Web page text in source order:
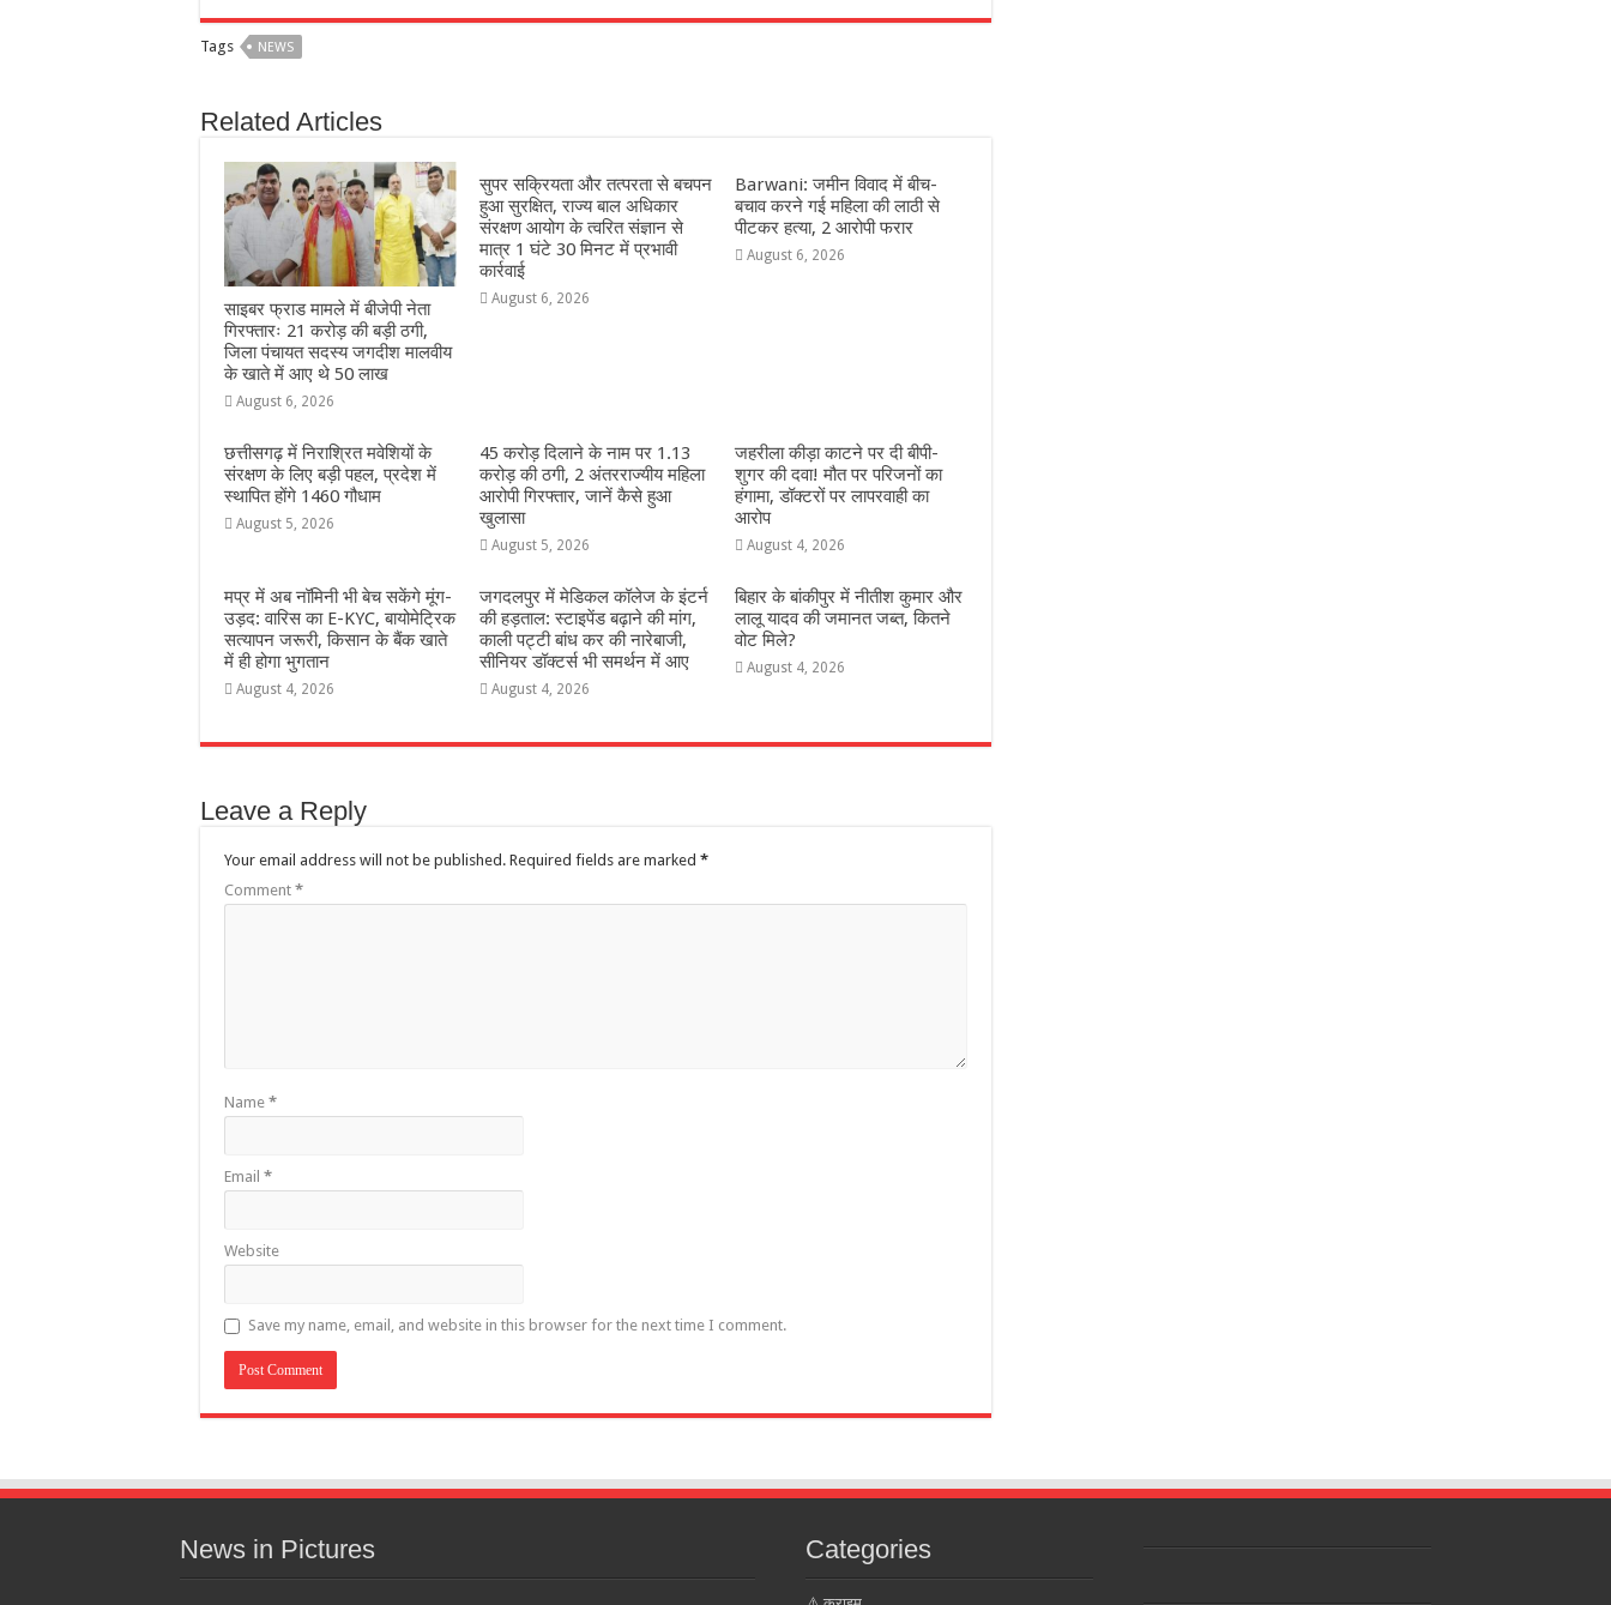
c
e
b
o
o
k
at
A
p
p
ss
n
g
e
r
itte ar
Tags NEWS
Related Articles
साइबर फ्राड मामले में बीजेपी नेता
गिरफ्तारः 21 करोड़ की बड़ी ठगी,
जिला पंचायत सदस्य जगदीश मालवीय
के खाते में आए थे 50 लाख
August 6, 2026
सुपर सक्रियता और तत्परता से बचपन
हुआ सुरक्षित, राज्य बाल अधिकार
संरक्षण आयोग के त्वरित संज्ञान से
मात्र 1 घंटे 30 मिनट में प्रभावी
कार्रवाई
August 6, 2026
Barwani: जमीन विवाद में बीच-
बचाव करने गई महिला की लाठी से
पीटकर हत्या, 2 आरोपी फरार
August 6, 2026
छत्तीसगढ़ में निराश्रित मवेशियों के
संरक्षण के लिए बड़ी पहल, प्रदेश में
स्थापित होंगे 1460 गौधाम
August 5, 2026
45 करोड़ दिलाने के नाम पर 1.13
करोड़ की ठगी, 2 अंतरराज्यीय महिला
आरोपी गिरफ्तार, जानें कैसे हुआ
खुलासा
August 5, 2026
जहरीला कीड़ा काटने पर दी बीपी-
शुगर की दवा! मौत पर परिजनों का
हंगामा, डॉक्टरों पर लापरवाही का
आरोप
August 4, 2026
मप्र में अब नॉमिनी भी बेच सकेंगे मूंग-
उड़द: वारिस का E-KYC, बायोमेट्रिक
सत्यापन जरूरी, किसान के बैंक खाते
में ही होगा भुगतान
August 4, 2026
जगदलपुर में मेडिकल कॉलेज के इंटर्न
की हड़ताल: स्टाइपेंड बढ़ाने की मांग,
काली पट्टी बांध कर की नारेबाजी,
सीनियर डॉक्टर्स भी समर्थन में आए
August 4, 2026
ब‍िहार के बांकीपुर में न‍ीतीश कुमार और
लालू यादव की जमानत जब्‍त, कितने
वोट मिले?
August 4, 2026
Leave a Reply
Your email address will not be published. Required fields are marked *
Comment *
Name *
Email *
Website
Save my name, email, and website in this browser for the next time I comment.
News in Pictures Categories